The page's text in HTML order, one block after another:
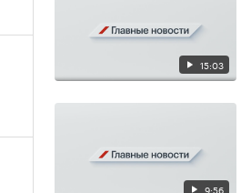
15:03
9:56